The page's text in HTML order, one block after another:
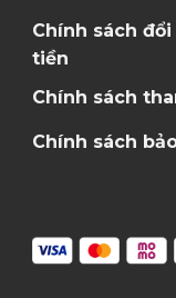
Chính sách
tiền
Chính sách
Chính sách